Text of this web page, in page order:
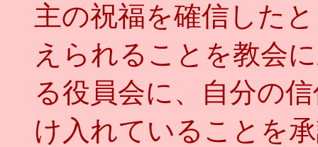
主の祝福を確信した
えられることを教会
る役員会に、自分の
け入れていることを